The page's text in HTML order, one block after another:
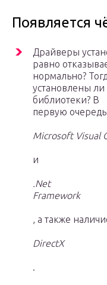
Появляется
Драйверы
равно
нормально?
установлены
библиотеки? В
первую
Microsoft Visual
и
.Net
Framework
, а также
DirectX
.